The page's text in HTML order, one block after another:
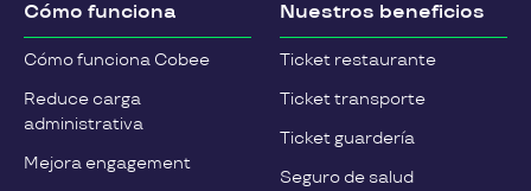
Cómo funciona
Cómo funciona Cobee
Reduce carga
administrativa
Mejora engagement
Nuestros beneficios
Ticket restaurante
Ticket transporte
Ticket guardería
Seguro de salud